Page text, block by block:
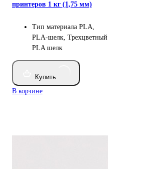
принтеров 1 кг (1,75 мм)
Тип материала PLA,
PLA-шелк, Трехцветный
PLA шелк
Купить
В корзине